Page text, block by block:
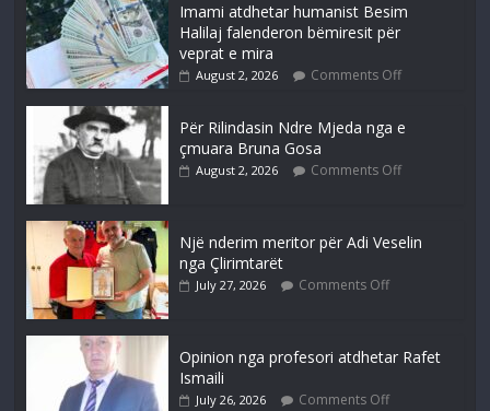
Imami atdhetar humanist Besim
Halilaj falenderon bëmiresit për
veprat e mira
August 2, 2026 Comments Off
Për Rilindasin Ndre Mjeda nga e
çmuara Bruna Gosa
August 2, 2026 Comments Off
Një nderim meritor për Adi Veselin
nga Çlirimtarët
July 27, 2026 Comments Off
Opinion nga profesori atdhetar Rafet
Ismaili
July 26, 2026 Comments Off